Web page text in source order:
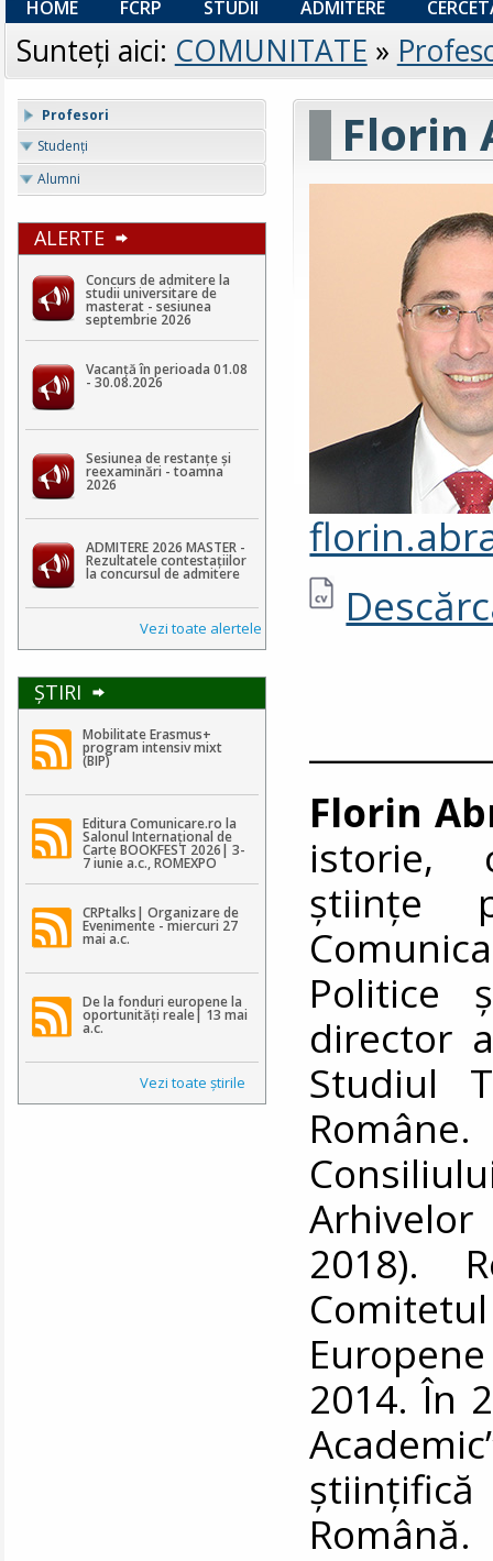
HOME FCRP STUDII ADMITERE
Sunteţi aici: COMUNITATE »
Profesori
Studenţi
Alumni
ALERTE
Concurs de admitere la
studii universitare de
masterat - sesiunea
septembrie 2026
Vacanță în perioada 01.08
- 30.08.2026
Sesiunea de restanțe și
reexaminări - toamna
2026
ADMITERE 2026 MASTER -
Rezultatele contestaţiilor
la concursul de admitere
Vezi toate alertele
ŞTIRI
Mobilitate Erasmus+
program intensiv mixt
(BIP)
Editura Comunicare.ro la
Salonul Internațional de
Carte BOOKFEST 2026| 3-
7 iunie a.c., ROMEXPO
CRPtalks| Organizare de
Evenimente - miercuri 27
mai a.c.
De la fonduri europene la
oportunități reale| 13 mai
a.c.
Vezi toate ştirile
Florin
Florin
istorie,
științe
Politice
director
Studiul
2018).
2014. În
Română.